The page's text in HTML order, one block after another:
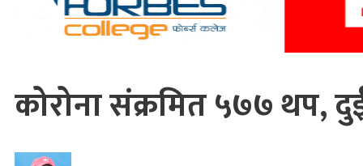
कोरोना संक्रमित ५७७ थप,